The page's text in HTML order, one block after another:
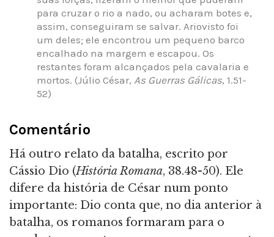
para cruzar o rio a nado, ou acharam botes e,
assim, conseguiram se salvar. Ariovisto foi
um deles; ele encontrou um pequeno barco
encalhado na margem e escapou. Os
restantes foram alcançados pela cavalaria e
mortos. (Júlio César, As Guerras Gálicas, 1.51-
52)
Comentário
Há outro relato da batalha, escrito por
Cássio Dio (História Romana, 38.48-50). Ele
difere da história de César num ponto
importante: Dio conta que, no dia anterior à
batalha, os romanos formaram para o